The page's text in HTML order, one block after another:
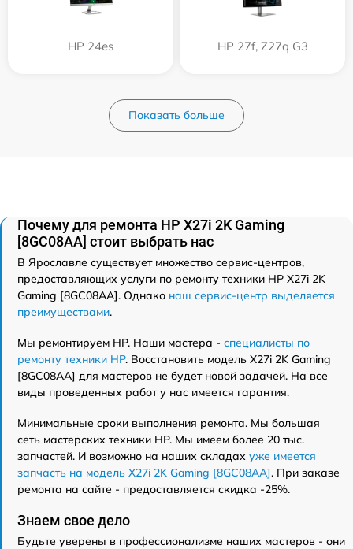
HP 24es HP 27f, Z27q G3
Показать больше
Почему для ремонта HP X27i 2K Gaming
[8GC08AA] стоит выбрать нас
В Ярославле существует множество сервис-центров,
предоставляющих услуги по ремонту техники HP X27i 2K
Gaming [8GC08AA]. Однако наш сервис-центр выделяется
преимуществами.
Мы ремонтируем HP. Наши мастера - специалисты по
ремонту техники HP. Восстановить модель X27i 2K Gaming
[8GC08AA] для мастеров не будет новой задачей. На все
виды проведенных работ у нас имеется гарантия.
Минимальные сроки выполнения ремонта. Мы большая
сеть мастерских техники HP. Мы имеем более 20 тыс.
запчастей. И возможно на наших складах уже имеется
запчасть на модель X27i 2K Gaming [8GC08AA]. При заказе
ремонта на сайте - предоставляется скидка -25%.
Знаем свое дело
Будьте уверены в профессионализме наших мастеров - они